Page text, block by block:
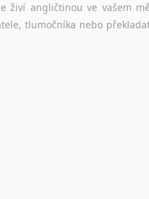
živí angličtinou ve vašem
tlumočníka nebo